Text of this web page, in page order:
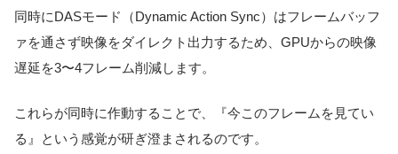
同時にDASモード（Dynamic Action Sync）はフレームバッフ
ァを通さず映像をダイレクト出力するため、GPUからの映像
遅延を3〜4フレーム削減します。
これらが同時に作動することで、『今このフレームを見てい
る』という感覚が研ぎ澄まされるのです。